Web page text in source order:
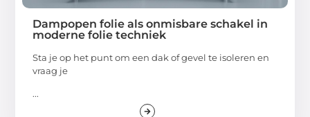
Dampopen folie als onmisbare schakel in
moderne folie techniek
Sta je op het punt om een dak of gevel te isoleren en
vraag je
...